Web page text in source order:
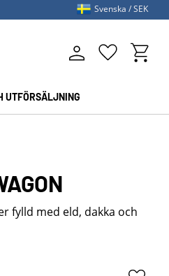
UTFÖRSÄLJNING
Favoriter
Svenska SEK
fylld med eld, dakka och